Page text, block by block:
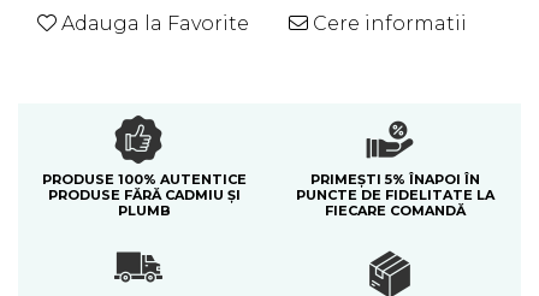
Adauga la Favorite Cere informatii
PRODUSE 100% AUTENTICE
PRODUSE FĂRĂ CADMIU ȘI
PLUMB
PRIMEȘTI 5% ÎNAPOI ÎN
PUNCTE DE FIDELITATE LA
FIECARE COMANDĂ